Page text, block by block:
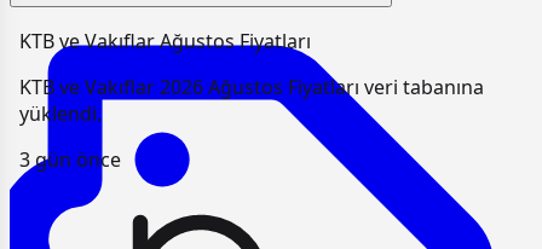
KTB ve Vakıflar Ağustos Fiyatları
KTB ve Vakıflar 2026 Ağustos Fiyatları veri tabanına
yüklendi.
3 gün önce